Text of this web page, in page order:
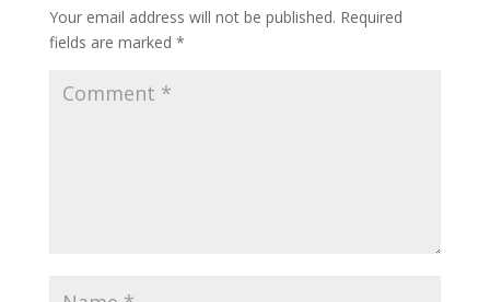
Your email address will not be published. Required
fields are marked *